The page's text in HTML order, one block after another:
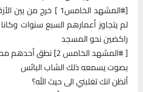
[#المشهد الخامس1 ]
لم يتجاوز أعمارهم السبع سنوات
راكضين نحو المسجد
[ #المشهد الخامس 2] نطق أحدهم محدثا اخيه
بصوت يسمعه ذلك الشاب البائس
أتظن انك تغلبني الى حيث الله؟